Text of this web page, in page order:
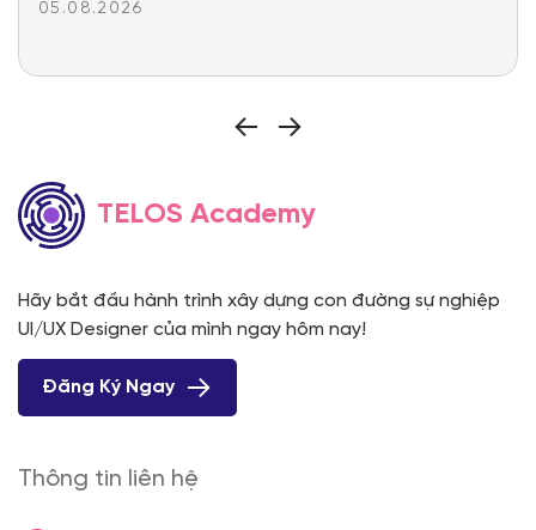
05.08.2026
TELOS Academy
Hãy bắt đầu hành trình xây dựng con đường sự nghiệp
UI/UX Designer của mình ngay hôm nay!
Đăng Ký Ngay
Thông tin liên hệ